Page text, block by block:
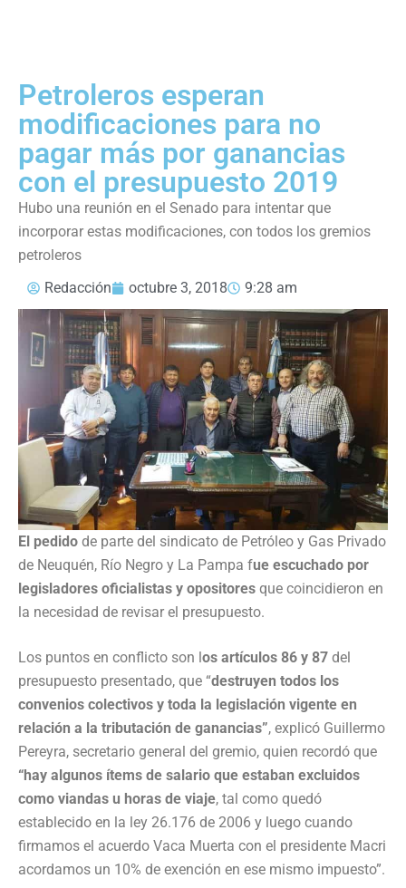
Petroleros esperan
modificaciones para no
pagar más por ganancias
con el presupuesto 2019
Hubo una reunión en el Senado para intentar que
incorporar estas modificaciones, con todos los gremios
petroleros
Redacción
octubre 3, 2018 9:28 am
El pedido de parte del sindicato de Petróleo y Gas Privado
de Neuquén, Río Negro y La Pampa fue escuchado por
legisladores oficialistas y opositores que coincidieron en
la necesidad de revisar el presupuesto.
Los puntos en conflicto son l os artículos 86 y 87 del
presupuesto presentado, que “destruyen todos los
convenios colectivos y toda la legislación vigente en
relación a la tributación de ganancias”, explicó Guillermo
Pereyra, secretario general del gremio, quien recordó que
“hay algunos ítems de salario que estaban excluidos
como viandas u horas de viaje, tal como quedó
establecido en la ley 26.176 de 2006 y luego cuando
firmamos el acuerdo Vaca Muerta con el presidente Macri
acordamos un 10% de exención en ese mismo impuesto”.